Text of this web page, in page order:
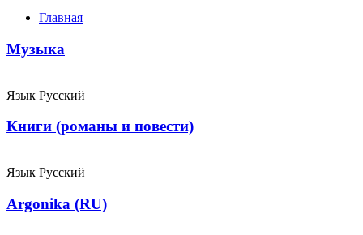
Главная
Музыка
Язык Русский
Книги (романы и повести)
Язык Русский
Argonika (RU)